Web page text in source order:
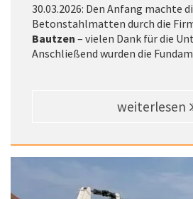
30.03.2026: Den Anfang machte
Betonstahlmatten durch die
Bautzen – vielen Dank für die
Anschließend wurden die
weiterlesen